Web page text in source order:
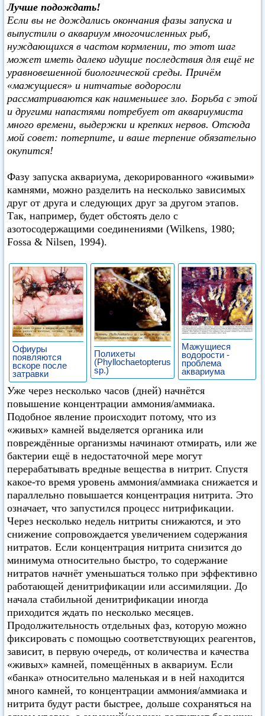
Лучше подождать!
Если вы не дождались окончания фазы запуска и
выпустили о аквариум многочисленных рыб,
нуждающихся в частом кормлении, то этот шаг
может иметь далеко идущие последствия для ещё не
уравновешенной биологической среды. Причём
«мажущиеся» и нитчатые водоросли
рассматриваются как наименьшее зло. Борьба с этой
и другими напастями потребует от аквариумиста
много времени, выдержки и крепких нервов. Отсюда
мой совет: потерпите, и ваше терпение обязательно
окупится!
Фазу запуска аквариума, декорированного «живыми»
камнями, можно разделить на несколько зависимых
друг от друга и следующих друг за другом этапов.
Так, например, будет обстоять дело с
азотосодержащими соединениями (Wilkens, 1980;
Fossa & Nilsen, 1994).
Офиуры
появляются
вскоре после
затравки
Полихеты
(Phyllochaetopterus
sp.)
Мажущиеся
водорости -
проблема
аквариума
Уже через несколько часов (дней) начнётся
повышение концентрации аммония/аммиака.
Подобное явление происходит потому, что из
«живых» камней выделяется органика или
повреждённые организмы начинают отмирать, или же
бактерии ещё в недостаточной мере могут
перерабатывать вредные вещества в нитрит. Спустя
какое-то время уровень аммония/аммиака снижается и
параллельно повышается концентрация нитрита. Это
означает, что запустился процесс нитрификации.
Через несколько недель нитриты снижаются, и это
снижение сопровождается увеличением содержания
нитратов. Если концентрация нитрита снизится до
минимума относительно быстро, то содержание
нитратов начнёт уменьшаться только при эффективно
работающей денитрификации или ассимиляции. До
начала стабильной денитрификации иногда
приходится ждать по несколько месяцев.
Продолжительность отдельных фаз, которую можно
фиксировать с помощью соответствующих реагентов,
зависит, в первую очередь, от количества и качества
«живых» камней, помещённых в аквариум. Если
«банка» относительно маленькая и в ней находится
много камней, то концентрации аммония/аммиака и
нитрита будут расти быстрее, дольше сохраняться на